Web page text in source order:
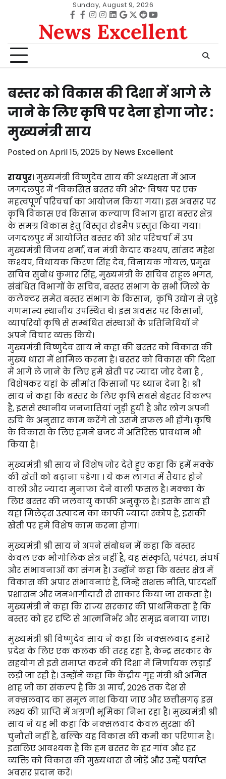
Sunday, August 9, 2026
Facebook
facebook
Instagram
instagram
Linkedin
google
Twitter
redditYoutube
News Excellent
बस्तर को विकास की दिशा में आगे ले
जाने के लिए कृषि पर देना होगा जोर :
मुख्यमंत्री साय
Posted onApril 15, 2025 by News Excellent
रायपुर। मुख्यमंत्री विष्णुदेव साय की अध्यक्षता में आज
जगदलपुर में “विकसित बस्तर की ओर” विषय पर एक
महत्वपूर्ण परिचर्चा का आयोजन किया गया। इस अवसर पर
कृषि विकास एवं किसान कल्याण विभाग द्वारा बस्तर क्षेत्र
के समग्र विकास हेतु विस्तृत रोडमैप प्रस्तुत किया गया।
जगदलपुर में आयोजित बस्तर की ओर परिचर्चा में उप
मुख्यमंत्री विजय शर्मा, वन मंत्री केदार कश्यप, सांसद महेश
कश्यप, विधायक किरण सिंह देव, विनायक गोयल, प्रमुख
सचिव सुबोध कुमार सिंह, मुख्यमंत्री के सचिव राहुल भगत,
संबंधित विभागों के सचिव, बस्तर संभाग के सभी जिलों के
कलेक्टर समेत बस्तर संभाग के किसान, कृषि उद्योग से जुड़े
गणमान्य स्थानीय उपस्थित थे। इस अवसर पर किसानों,
व्यापरियों कृषि से सम्बंधित संस्थाओं के प्रतिनिधियों ने
अपने विचार व्यक्त किये।
मुख्यमंत्री विष्णुदेव साय ने कहा की बस्तर को विकास की
मुख्य धारा में शामिल करना है। बस्तर को विकास की दिशा
में आगे ले जाने के लिए हमे खेती पर ज्यादा जोर देना है ,
विशेषकर यहां के सीमांत किसानों पर ध्यान देना है। श्री
साय ने कहा कि बस्तर के लिए कृषि सबसे बेहतर विकल्प
है, इससे स्थानीय जनजातियां जुड़ी हुयी है और लोग अपनी
रुचि के अनुसार काम करेंगे तो उसमे सफल भी होंगे। कृषि
के विकास के लिए हमने बजट में अतिरिक्त प्रावधान भी
किया है।
मुख्यमंत्री श्री साय ने विशेष जोर देते हुए कहा कि हमें मक्के
की खेती को बढ़ाना पड़ेगा । ये कम लागत में तैयार होने
वाली और ज्यादा मुनाफा देने वाली फसल है। मक्का के
लिए बस्तर की जलवायु काफी अनुकूल है। इसके साथ ही
यहां मिलेट्स उत्पादन का काफी ज्यादा स्कोप है, इसकी
खेती पर हमे विशेष काम करना होगा।
मुख्यमंत्री श्री साय ने अपने संबोधन में कहा कि बस्तर
केवल एक भौगोलिक क्षेत्र नहीं है, यह संस्कृति, परंपरा, संघर्ष
और संभावनाओं का संगम है। उन्होंने कहा कि बस्तर क्षेत्र में
विकास की अपार संभावनाएं हैं, जिन्हें सशक्त नीति, पारदर्शी
प्रशासन और जनभागीदारी से साकार किया जा सकता है।
मुख्यमंत्री ने कहा कि राज्य सरकार की प्राथमिकता है कि
बस्तर को हर दृष्टि से आत्मनिर्भर और समृद्ध बनाया जाए।
मुख्यमंत्री श्री विष्णुदेव साय ने कहा कि नक्सलवाद हमारे
प्रदेश के लिए एक कलंक की तरह रहा है, केन्द्र सरकार के
सहयोग से इसे समाप्त करने की दिशा में निर्णायक लड़ाई
लड़ी जा रही है। उन्होंने कहा कि केंद्रीय गृह मंत्री श्री अमित
शाह जी का संकल्प है कि 31 मार्च, 2026 तक देश से
नक्सलवाद का समूल नाश किया जाए और छत्तीसगढ़ इस
लक्ष्य की प्राप्ति में अग्रणी भूमिका निभा रहा है। मुख्यमंत्री श्री
साय ने यह भी कहा कि नक्सलवाद केवल सुरक्षा की
चुनौती नहीं है, बल्कि यह विकास की कमी का परिणाम है।
इसलिए आवश्यक है कि हम बस्तर के हर गांव और हर
व्यक्ति को विकास की मुख्यधारा से जोड़ें और उन्हें पर्याप्त
अवसर प्रदान करें।